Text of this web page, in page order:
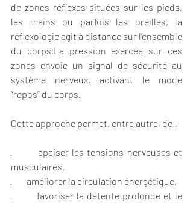
de zones réflexes situées sur les pieds,
les mains ou parfois les oreilles, la
réflexologie agit à distance sur l’ensemble
du corps.La pression exercée sur ces
zones envoie un signal de sécurité au
système nerveux, activant le mode
“repos” du corps.
Cette approche permet, entre autre, de :
·        apaiser les tensions nerveuses et
musculaires,
·        améliorer la circulation énergétique,
·        favoriser la détente profonde et le